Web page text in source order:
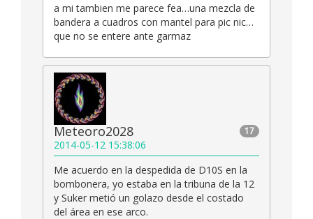
a mi tambien me parece fea…una mezcla de
bandera a cuadros con mantel para pic nic…
que no se entere ante garmaz
17
Meteoro2028
2014-05-12 15:38:06
Me acuerdo en la despedida de D10S en la
bombonera, yo estaba en la tribuna de la 12
y Suker metió un golazo desde el costado
del área en ese arco.